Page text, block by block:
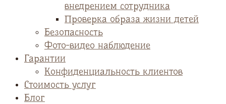
внедрением сотрудника
Проверка образа жизни детей
Безопасность
Фото-видео наблюдение
Гарантии
Конфиденциальность клиентов
Стоимость услуг
Блог